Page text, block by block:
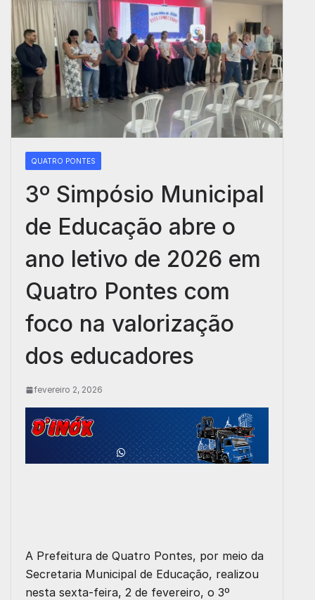
QUATRO PONTES
3º Simpósio Municipal
de Educação abre o
ano letivo de 2026 em
Quatro Pontes com
foco na valorização
dos educadores
fevereiro 2, 2026
A Prefeitura de Quatro Pontes, por meio da
Secretaria Municipal de Educação, realizou
nesta sexta-feira, 2 de fevereiro, o 3º